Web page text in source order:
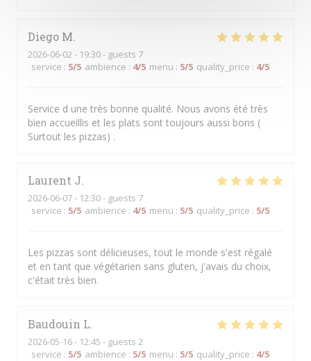
Diego M
2026-06-02 - 19:30 - guests 7
service : 5/5 ambience : 4/5 menu : 5/5 quality_price : 4/5
Service d une très bonne qualité. Nous avons été très
bien accueillis et les plats sont toujours aussi bons (
Surtout les pizzas) .
Laurent J
2026-06-07- 12:30 - guests 7
service : 5/5 ambience : 4/5 menu : 5/5 quality_price : 5/5
Les pizzas sont délicieuses, tout le monde s'est régalé
et en tant que végétarien sans gluten, j'avais du choix,
c'était très bien.
Baudouin L
2026-05-16- 12:45 - guests 2
service : 5/5 ambience : 5/5 menu : 5/5 quality_price : 4/5